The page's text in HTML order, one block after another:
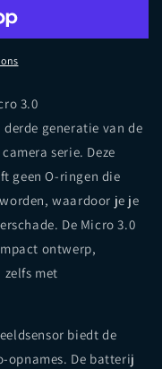
3.0
generatie van de
serie. Deze
geen O-ringen die
waardoor je je
De Micro 3.0
ontwerp,
met
biedt de
opnames. De batterij